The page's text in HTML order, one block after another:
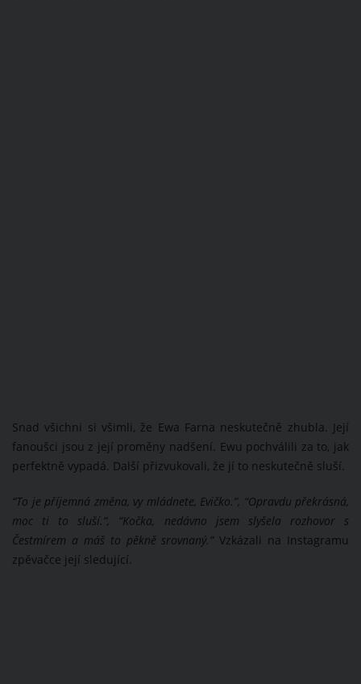
Snad všichni si všimli, že Ewa Farna neskutečně zhubla. Její
fanoušci jsou z její proměny nadšení. Ewu pochválili za to, jak
perfektně vypadá. Další přizvukovali, že jí to neskutečně sluší.
“To je příjemná změna, vy mládnete, Evičko.”, “Opravdu překrásná,
moc ti to sluší.”, “Kočka, nedávno jsem slyšela rozhovor s
Čestmírem a máš to pěkně srovnaný.”Vzkázali na Instagramu
zpěvačce její sledující.